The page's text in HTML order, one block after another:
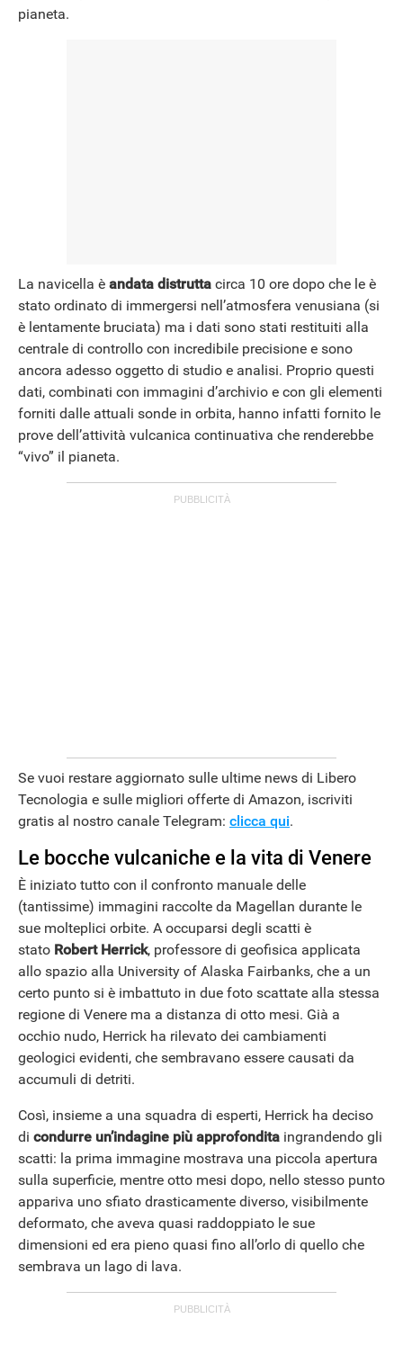
ANDROID
pianeta.
La navicella è andata distrutta circa 10 ore dopo che le è
stato ordinato di immergersi nell’atmosfera venusiana (si
è lentamente bruciata) ma i dati sono stati restituiti alla
centrale di controllo con incredibile precisione e sono
ancora adesso oggetto di studio e analisi. Proprio questi
dati, combinati con immagini d’archivio e con gli elementi
forniti dalle attuali sonde in orbita, hanno infatti fornito le
prove dell’attività vulcanica continuativa che renderebbe
“vivo” il pianeta.
Se vuoi restare aggiornato sulle ultime news di Libero
Tecnologia e sulle migliori offerte di Amazon, iscriviti
gratis al nostro canale Telegram: clicca qui.
Le bocche vulcaniche e la vita di Venere
È iniziato tutto con il confronto manuale delle
(tantissime) immagini raccolte da Magellan durante le
sue molteplici orbite. A occuparsi degli scatti è
stato Robert Herrick, professore di geofisica applicata
allo spazio alla University of Alaska Fairbanks, che a un
certo punto si è imbattuto in due foto scattate alla stessa
regione di Venere ma a distanza di otto mesi. Già a
occhio nudo, Herrick ha rilevato dei cambiamenti
geologici evidenti, che sembravano essere causati da
accumuli di detriti.
Così, insieme a una squadra di esperti, Herrick ha deciso
di condurre un’indagine più approfondita ingrandendo gli
scatti: la prima immagine mostrava una piccola apertura
sulla superficie, mentre otto mesi dopo, nello stesso punto
appariva uno sfiato drasticamente diverso, visibilmente
deformato, che aveva quasi raddoppiato le sue
dimensioni ed era pieno quasi fino all’orlo di quello che
sembrava un lago di lava.